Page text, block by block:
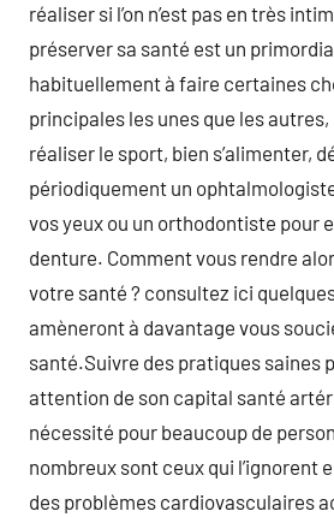
réaliser si l’on n’est pas en très
préserver sa santé est un
habituellement à faire certaines
principales les unes que les
réaliser le sport, bien s’alimenter,
périodiquement un
vos yeux ou un orthodontiste pour
denture. Comment vous rendre
votre santé ? consultez ici
amèneront à davantage vous
santé.Suivre des pratiques saines
attention de son capital santé
nécessité pour beaucoup de
nombreux sont ceux qui l’ignorent
des problèmes cardiovasculaires